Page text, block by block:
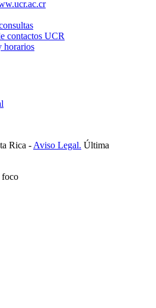
contactos UCR
horarios
Rica - Aviso Legal. Última
foco